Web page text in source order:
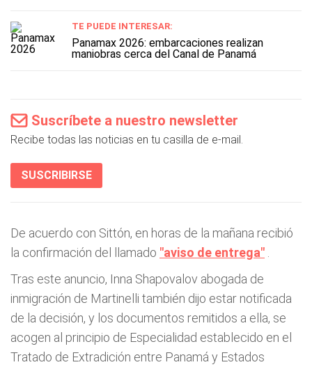
TE PUEDE INTERESAR:
Panamax 2026: embarcaciones realizan
maniobras cerca del Canal de Panamá
Suscríbete a nuestro newsletter
Recibe todas las noticias en tu casilla de e-mail.
SUSCRIBIRSE
De acuerdo con Sittón, en horas de la mañana recibió
la confirmación del llamado "aviso de entrega"
Tras este anuncio, Inna Shapovalov abogada de
inmigración de Martinelli también dijo estar notificada
de la decisión, y los documentos remitidos a ella, se
acogen al principio de Especialidad establecido en el
Tratado de Extradición entre Panamá y Estados